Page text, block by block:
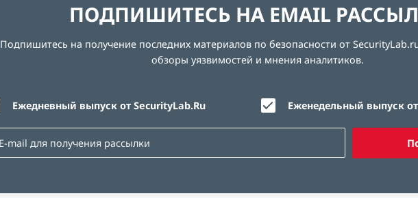
ПОДПИШИТЕСЬ НА EMAIL
Подпишитесь на получение последних материалов по безопасности от
обзоры уязвимостей и мнения аналитиков.
Ежедневный выпуск от SecurityLab.Ru Еженедельный выпуск